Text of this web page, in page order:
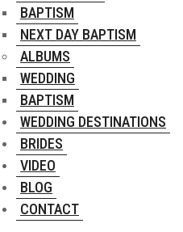
BAPTISM
NEXT DAY BAPTISM
ALBUMS
WEDDING
BAPTISM
WEDDING DESTINATIONS
BRIDES
VIDEO
BLOG
CONTACT